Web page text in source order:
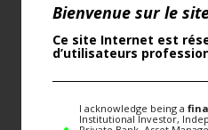
Bienvenue sur le site
Ce site Internet est
d’utilisateurs
I acknowledge being a
Institutional Investor,